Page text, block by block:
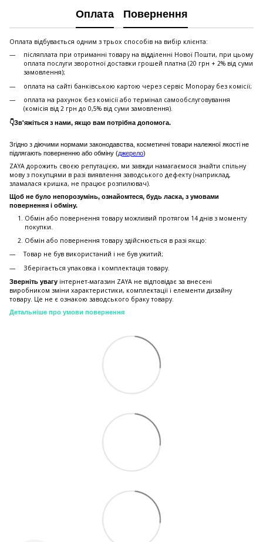
Оплата Повернення
Оплата відбувається одним з трьох способів на вибір клієнта:
післяплата при отриманні товару на відділенні Нової Пошти, при цьому
оплата послуги зворотної доставки грошей платна (20 грн + 2% від суми
замовлення);
оплата на сайті банківською картою через сервіс Monopay без комісії;
оплата на рахунок без комісії або термінал самообслуговування
(комісія від 2 грн до 0,5% від суми замовлення).
👇Зв'яжіться з нами, якщо вам потрібна допомога.
Згідно з діючими нормами законодавства, косметичні товари належної якості не
підлягають поверненню або обміну (джерело)
ZAYA дорожить своєю репутацією, ми завжди намагаємося знайти спільну
мову з покупцями в разі виявлення заводського дефекту (наприклад,
зламалася кришка, не працює розпилювач).
Щоб не було непорозумінь, ознайомтеся, будь ласка, з умовами
повернення і обміну.
Обмін або повернення товару можливий протягом 14 днів з моменту
покупки.
Обмiн або повернення товару здійснюється в разі якщо:
Товар не був використаний і не був ужитий;
Зберiгається упаковка і комплектація товару.
Зверніть увагу інтернет-магазин ZAYA не відповідає за внесені
виробником зміни характеристики, комплектації і елементи дизайну
товару. Це не є ознакою заводського браку товару.
Детальніше про умови повернення